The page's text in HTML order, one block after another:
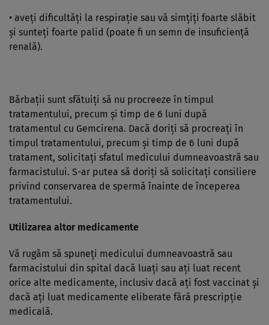
• aveţi dificultăţi la respiraţie sau vă simţiţi foarte slăbit
şi sunteţi foarte palid (poate fi un semn de insuficienţă
renală).
Bărbaţii sunt sfătuiţi să nu procreeze în timpul
tratamentului, precum şi timp de 6 luni după
tratamentul cu Gemcirena. Dacă doriţi să procreaţi în
timpul tratamentului, precum şi timp de 6 luni după
tratament, solicitaţi sfatul medicului dumneavoastră sau
farmacistului. S-ar putea să doriţi să solicitaţi consiliere
privind conservarea de spermă înainte de începerea
tratamentului.
Utilizarea altor medicamente
Vă rugăm să spuneţi medicului dumneavoastră sau
farmacistului din spital dacă luaţi sau aţi luat recent
orice alte medicamente, inclusiv dacă aţi fost vaccinat şi
dacă aţi luat medicamente eliberate fără prescripţie
medicală.